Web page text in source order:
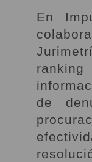
En
de